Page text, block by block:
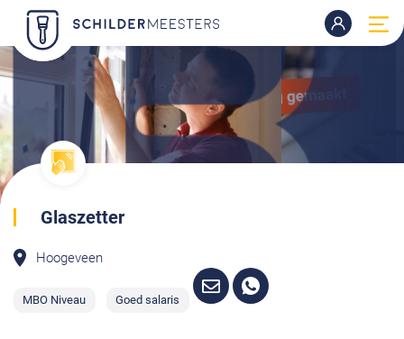
Glaszetter
Hoogeveen
MBO Niveau Goed salaris